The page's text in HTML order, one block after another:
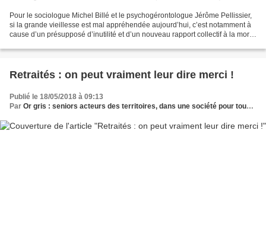
Pour le sociologue Michel Billé et le psychogérontologue Jérôme Pellissier,
si la grande vieillesse est mal appréhendée aujourd’hui, c’est notamment à
cause d’un présupposé d’inutilité et d’un nouveau rapport collectif à la mort.
Retraités : on peut vraiment leur dire merci !
Publié le 18/05/2018 à 09:13
Par Or gris : seniors acteurs des territoires, dans une société pour tous les âges